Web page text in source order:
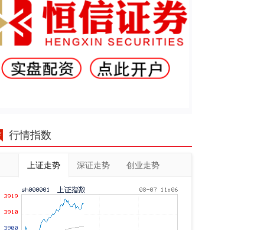
行情指数
上证走势 深证走势 创业走势